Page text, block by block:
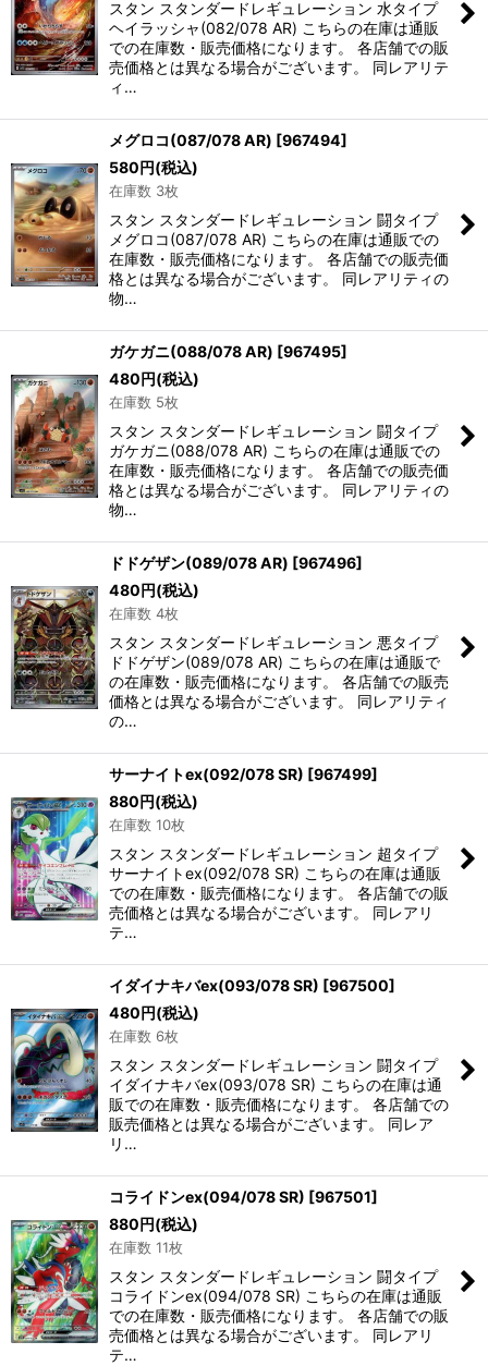
スタン スタンダードレギュレーション 水タイプ
ヘイラッシャ(082/078 AR) こちらの在庫は通販
での在庫数・販売価格になります。 各店舗での販
売価格とは異なる場合がございます。 同レアリテ
ィ…
メグロコ(087/078 AR) [967494]
580円(税込)
在庫数 3枚
スタン スタンダードレギュレーション 闘タイプ
メグロコ(087/078 AR) こちらの在庫は通販での
在庫数・販売価格になります。 各店舗での販売価
格とは異なる場合がございます。 同レアリティの
物…
ガケガニ(088/078 AR) [967495]
480円(税込)
在庫数 5枚
スタン スタンダードレギュレーション 闘タイプ
ガケガニ(088/078 AR) こちらの在庫は通販での
在庫数・販売価格になります。 各店舗での販売価
格とは異なる場合がございます。 同レアリティの
物…
ドドゲザン(089/078 AR) [967496]
480円(税込)
在庫数 4枚
スタン スタンダードレギュレーション 悪タイプ
ドドゲザン(089/078 AR) こちらの在庫は通販で
の在庫数・販売価格になります。 各店舗での販売
価格とは異なる場合がございます。 同レアリティ
の…
サーナイトex(092/078 SR) [967499]
880円(税込)
在庫数 10枚
スタン スタンダードレギュレーション 超タイプ
サーナイトex(092/078 SR) こちらの在庫は通販
での在庫数・販売価格になります。 各店舗での販
売価格とは異なる場合がございます。 同レアリ
テ…
イダイナキバex(093/078 SR) [967500]
480円(税込)
在庫数 6枚
スタン スタンダードレギュレーション 闘タイプ
イダイナキバex(093/078 SR) こちらの在庫は通
販での在庫数・販売価格になります。 各店舗での
販売価格とは異なる場合がございます。 同レア
リ…
コライドンex(094/078 SR) [967501]
880円(税込)
在庫数 11枚
スタン スタンダードレギュレーション 闘タイプ
コライドンex(094/078 SR) こちらの在庫は通販
での在庫数・販売価格になります。 各店舗での販
売価格とは異なる場合がございます。 同レアリ
テ…